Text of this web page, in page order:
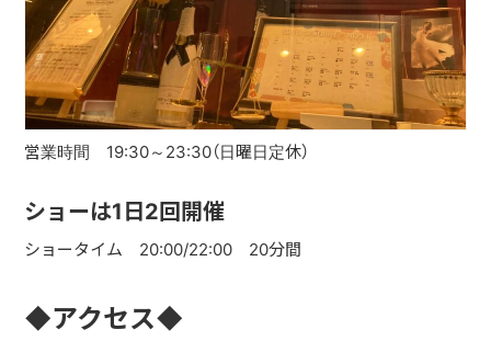
営業時間 19:30～23:30（日曜日定休）
ショーは1日2回開催
ショータイム 20:00/22:00 20分間
◆アクセス◆